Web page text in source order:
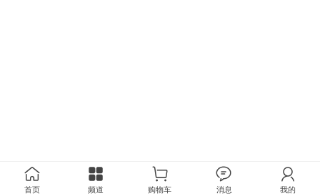
首页 频道 购物车 消息 我的